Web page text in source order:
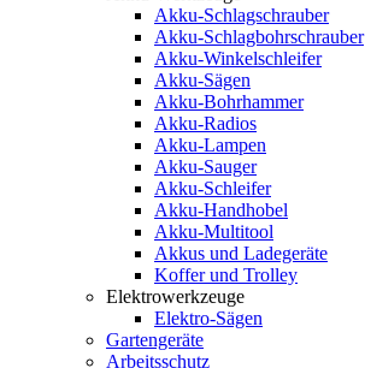
Akku-Schlagschrauber
Akku-Schlagbohrschrauber
Akku-Winkelschleifer
Akku-Sägen
Akku-Bohrhammer
Akku-Radios
Akku-Lampen
Akku-Sauger
Akku-Schleifer
Akku-Handhobel
Akku-Multitool
Akkus und Ladegeräte
Koffer und Trolley
Elektrowerkzeuge
Elektro-Sägen
Gartengeräte
Arbeitsschutz